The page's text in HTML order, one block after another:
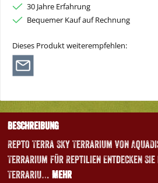
30 Jahre Erfahrung
Bequemer Kauf auf Rechnung
Dieses Produkt weiterempfehlen:
Beschreibung
Repto Terra Sky Terrarium von
Terrarium für Reptilien Entdecken Sie
Terrariu… Mehr